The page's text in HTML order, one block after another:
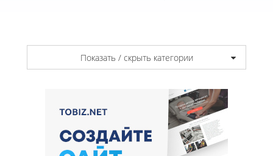
Показать / скрыть категории